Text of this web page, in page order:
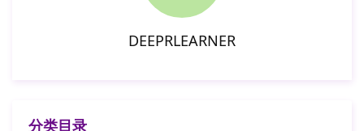
DEEPRLEARNER
分类目录